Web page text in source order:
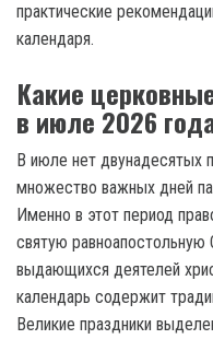
практические
календаря.
Какие
в июле 2026
В июле нет двунадесятых
множество важных дней
Именно в этот период
святую
выдающихся деятелей
календарь содержит
Великие праздники